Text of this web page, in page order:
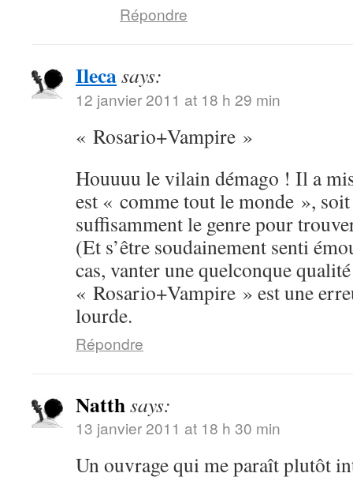
Répondre
Ilecasays:
12 janvier 2011 at 18 h 29 min
« Rosario+Vampire »
Houuuu le vilain démago ! Il a
est « comme tout le monde »,
suffisamment le genre pour
(Et s’être soudainement senti
cas, vanter une quelconque
« Rosario+Vampire » est une
lourde.
Répondre
Natthsays:
13 janvier 2011 at 18 h 30 min
Un ouvrage qui me paraît plutôt